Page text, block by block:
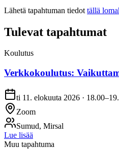
Lähetä tapahtuman tiedot tällä
Tulevat tapahtumat
Koulutus
Verkkokoulutus:
ti 11. elokuuta 2026 ·
Zoom
Sumud, Mirsal
Lue lisää
Muu tapahtuma